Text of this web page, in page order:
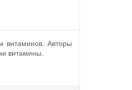
витаминов. Авторы
витамины.